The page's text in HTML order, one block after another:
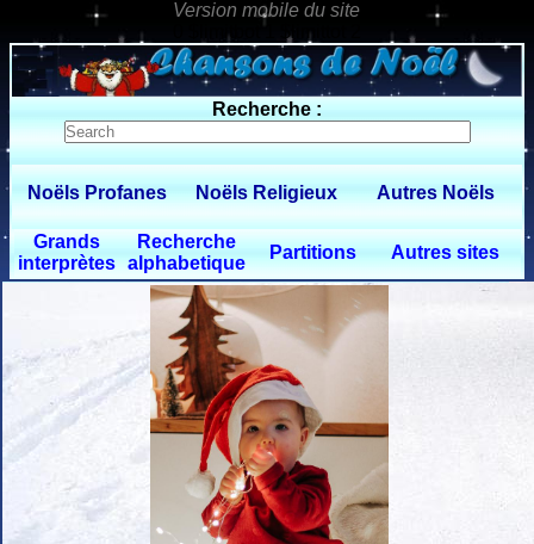
0 $limitbot 1 $limittot 2
Recherche :
Noëls Profanes Noëls Religieux Autres Noëls
Grands
interprètes
Recherche
alphabetique
Partitions Autres sites